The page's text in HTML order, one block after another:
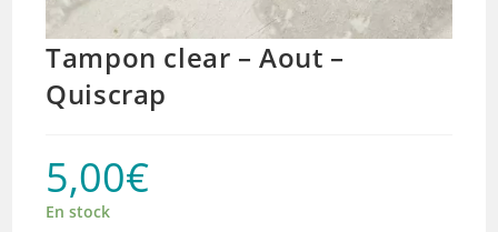
Tampon clear – Aout –
Quiscrap
5,00€
En stock